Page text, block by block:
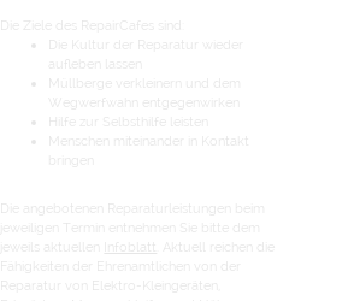
Die Ziele des RepairCafes sind:
Die Kultur der Reparatur wieder
aufleben lassen
Müllberge verkleinern und dem
Wegwerfwahn entgegenwirken
Hilfe zur Selbsthilfe leisten
Menschen miteinander in Kontakt
Die angebotenen Reparaturleistungen beim
jeweiligen Termin entnehmen Sie bitte dem
jeweils aktuellen
Infoblatt
. Aktuell reichen die
Fähigkeiten der Ehrenamtlichen von der
Reparatur von Elektro-Kleingeräten,